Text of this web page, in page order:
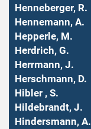
Henneberger, R.
Hennemann, A.
Hepperle, M.
Herdrich, G.
Herrmann, J.
Herschmann, D.
Hibler , S.
Hildebrandt, J.
Hindersmann, A.